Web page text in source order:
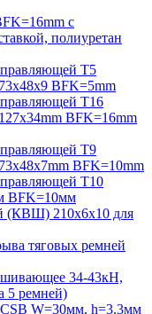
с
полиуретан
T5
BFK=5mm
T16
BFK=16mm
T9
BFK=10mm
T10
BFK=10мм
(КВШ) 210х6х10 для
тяговых ремней
34-43кН,
5 ремней)
W=30мм, h=3.3мм